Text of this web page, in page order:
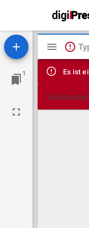
1 Es ist
Technische